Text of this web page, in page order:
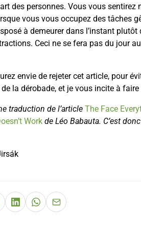
des personnes. Vous vous sentirez
vous vous occupez des tâches
à demeurer dans l’instant plutôt
Ceci ne se fera pas du jour
envie de rejeter cet article, pour
de la dérobade, et je vous incite à
traduction de l’article The Face
Work de Léo Babauta. C’est